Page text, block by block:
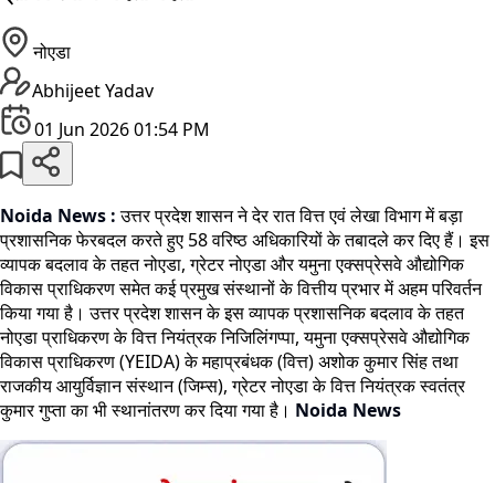
नोएडा
Abhijeet Yadav
01 Jun 2026 01:54 PM
Noida News :उत्तर प्रदेश शासन ने देर रात वित्त एवं लेखा विभाग में बड़ा
प्रशासनिक फेरबदल करते हुए 58 वरिष्ठ अधिकारियों के तबादले कर दिए हैं। इस
व्यापक बदलाव के तहत नोएडा, ग्रेटर नोएडा और यमुना एक्सप्रेसवे औद्योगिक
विकास प्राधिकरण समेत कई प्रमुख संस्थानों के वित्तीय प्रभार में अहम परिवर्तन
किया गया है। उत्तर प्रदेश शासन के इस व्यापक प्रशासनिक बदलाव के तहत
नोएडा प्राधिकरण के वित्त नियंत्रक निजिलिंगप्पा, यमुना एक्सप्रेसवे औद्योगिक
विकास प्राधिकरण (YEIDA) के महाप्रबंधक (वित्त) अशोक कुमार सिंह तथा
राजकीय आयुर्विज्ञान संस्थान (जिम्स), ग्रेटर नोएडा के वित्त नियंत्रक स्वतंत्र
कुमार गुप्ता का भी स्थानांतरण कर दिया गया है। Noida News